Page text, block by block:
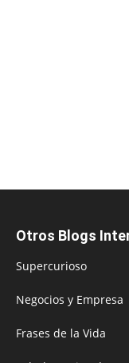
Otros Blogs
Supercurioso
Negocios y Empresa
Frases de la Vida